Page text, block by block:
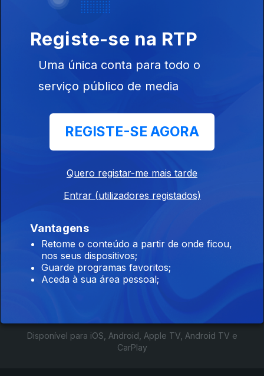
09 mai. 2026
Imagem
08 mai. 2026
Iluminação
Instale a aplicaçãoRTP Play
Disponível para iOS, Android, Apple TV, Android TV e
CarPlay
Registe-se na RTP
Uma única conta para todo o
serviço público de media
REGISTE-SE AGORA
Quero registar-me mais tarde
Entrar (utilizadores registados)
Vantagens
Retome o conteúdo a partir de onde ficou,
nos seus dispositivos;
Guarde programas favoritos;
Aceda à sua área pessoal;